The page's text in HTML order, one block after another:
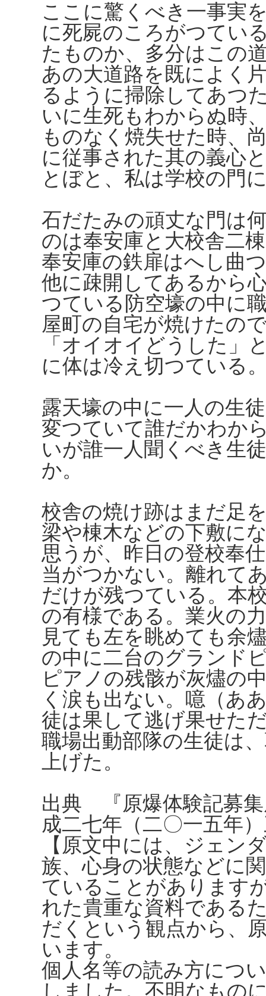
ここに驚くべき一事実
に死屍のころがつてい
たものか、多分はこの
あの大道路を既によく
るように掃除してあつ
いに生死もわからぬ時
ものなく焼失せた時、
に従事された其の義心
とぼと、私は学校の門
石だたみの頑丈な門は
のは奉安庫と大校舎二
奉安庫の鉄扉はへし曲
他に疎開してあるから
つている防空壕の中に
屋町の自宅が焼けたの
「オイオイどうした」
に体は冷え切つている
露天壕の中に一人の生
変つていて誰だかわか
いが誰一人聞くべき生
か。
校舎の焼け跡はまだ足
梁や棟木などの下敷に
思うが、昨日の登校奉
当がつかない。離れて
だけが残つている。本
の有様である。業火の
見ても左を眺めても余
の中に二台のグランド
ピアノの残骸が灰燼の
く涙も出ない。噫（あ
徒は果して逃げ果せた
職場出動部隊の生徒は
上げた。
出典 『原爆体験記募
成二七年（二〇一五年
【原文中には、ジェン
族、心身の状態などに
ていることがあります
れた貴重な資料である
だくという観点から、
います。
個人名等の読み方につ
しました。不明なもの